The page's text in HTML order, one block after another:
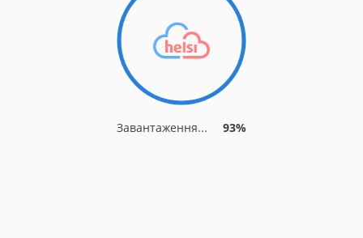
Завантаження... 93%